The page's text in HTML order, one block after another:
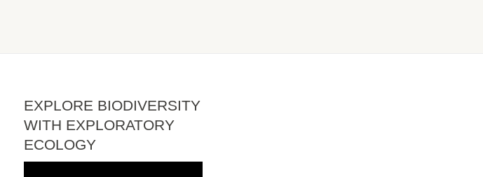
EXPLORE BIODIVERSITY
WITH EXPLORATORY
ECOLOGY